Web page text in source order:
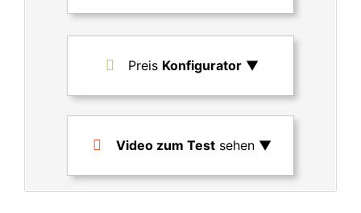
Preis Konfigurator ▼
Video zum Testsehen ▼